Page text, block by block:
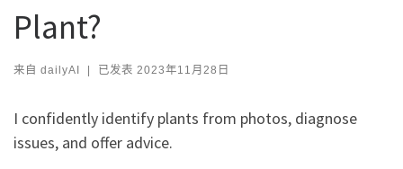
Plant?
来自 dailyAI | 已发表 2023年11月28日
I confidently identify plants from photos, diagnose
issues, and offer advice.